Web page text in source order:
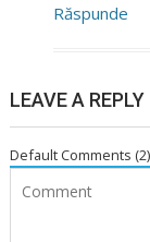
Răspunde
LEAVE A REPLY
Default Comments (2)